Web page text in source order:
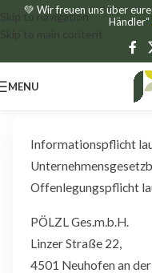
💚 Wir freuen uns über
Händler“
Skip to navigation
Skip to main content
MENU
Informationspflicht
Offenlegungspflicht
PÖLZL Ges.m.b.H.
Linzer Straße 22,
4501 Neuhofen an